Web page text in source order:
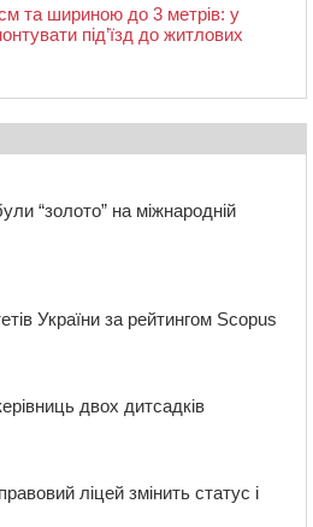
та шириною до 3 метрів: у
під’їзд до житлових
“золото” на міжнародній
України за рейтингом Scopus
двох дитсадків
ліцей змінить статус і